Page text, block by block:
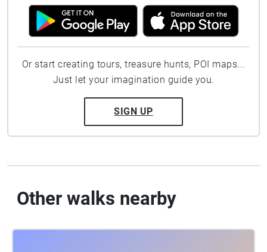
Or start creating tours, treasure hunts, POI maps...
Just let your imagination guide you.
SIGN UP
Other walks nearby